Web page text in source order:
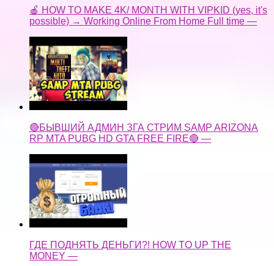
🍎 HOW TO MAKE 4K/ MONTH WITH VIPKID (yes, it's
possible) → Working Online From Home Full time —
🔴БЫВШИЙ АДМИН ЗГА СТРИМ SAMP ARIZONA
RP MTA PUBG HD GTA FREE FIRE🔴 —
ГДЕ ПОДНЯТЬ ДЕНЬГИ?! HOW TO UP THE
MONEY —